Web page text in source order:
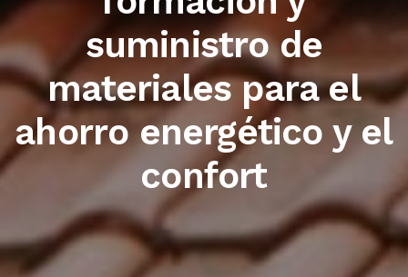
Trabajamos con las
primeras marcas del
sector